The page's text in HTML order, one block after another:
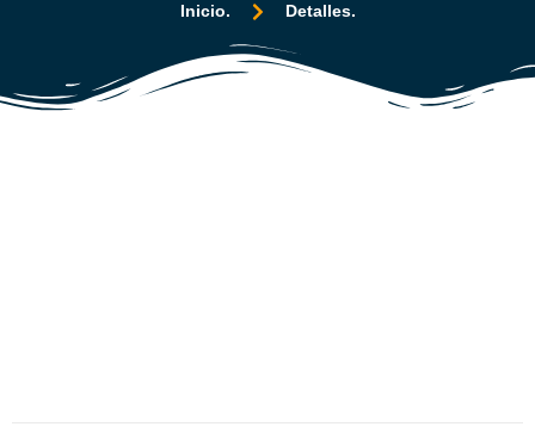
Inicio. Detalles.